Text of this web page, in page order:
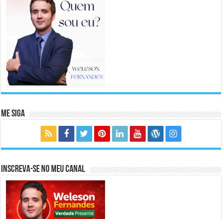
Me Siga
Inscreva-se no meu canal